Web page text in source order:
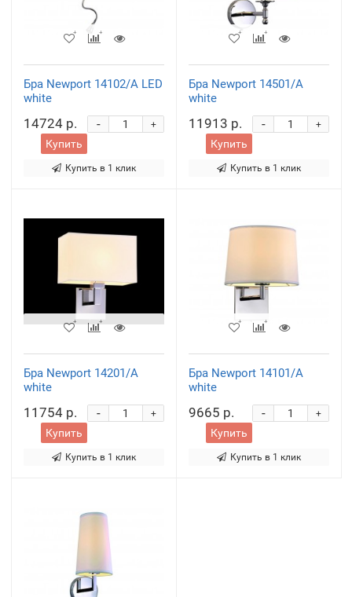
Бра Newport 14102/A LED
white
14724 р. +
-
Купить
Купить в 1 клик
Бра Newport 14501/A
white
11913 р. +
-
Купить
Купить в 1 клик
Бра Newport 14201/A
white
11754 р. +
-
Купить
Купить в 1 клик
Бра Newport 14101/A
white
9665 р. +
-
Купить
Купить в 1 клик